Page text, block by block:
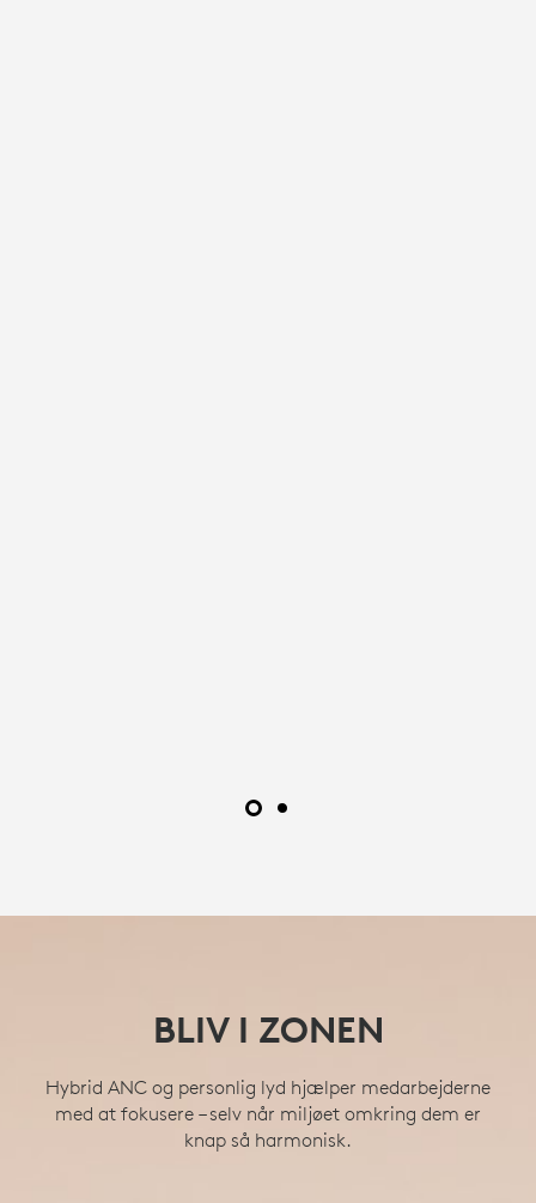
BLIV I ZONEN
Hybrid ANC og personlig lyd hjælper medarbejderne
med at fokusere – selv når miljøet omkring dem er
knap så harmonisk.